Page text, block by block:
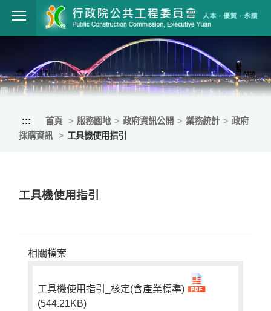
跳到主要內容
行政院公共工
::: 首頁 服務園地 政府資訊公開 業務統計
政府
採購資訊
工具機使用指引
工具機使用指引
相關檔案
工具機使用指引_核定(含產業標準)
(544.21KB)